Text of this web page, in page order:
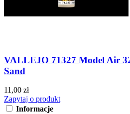
VALLEJO 71327 Model Air
Sand
11,00 zł
Zapytaj o produkt
Informacje